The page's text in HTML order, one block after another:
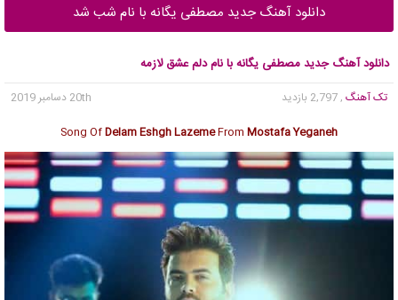
دانلود آهنگ جدید مصطفی یگانه با نام شب شد
دانلود آهنگ جدید مصطفی یگانه با نام دلم عشق لازمه
تک آهنگ , 2,797 بازدید
20th دسامبر 2019
Song OfDelam Eshgh LazemeFrom Mostafa Yeganeh